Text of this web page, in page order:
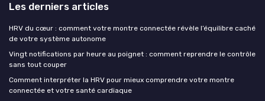
Les derniers articles
HRV du cœur : comment votre montre connectée révèle l’équilibre caché
de votre système autonome
Vingt notifications par heure au poignet : comment reprendre le contrôle
sans tout couper
Comment interpréter la HRV pour mieux comprendre votre montre
connectée et votre santé cardiaque